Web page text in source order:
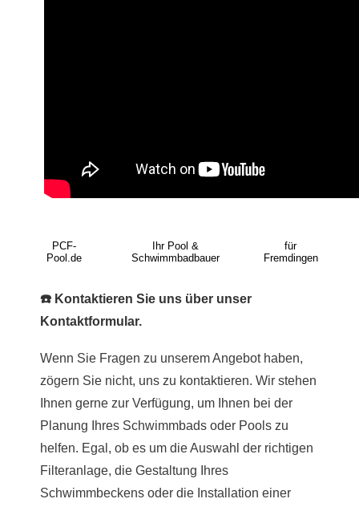
PCF-
Pool.de
Ihr Pool &
Schwimmbadbauer
für
Fremdingen
☎️ Kontaktieren Sie uns über unser
Kontaktformular.
Wenn Sie Fragen zu unserem Angebot haben,
zögern Sie nicht, uns zu kontaktieren. Wir stehen
Ihnen gerne zur Verfügung, um Ihnen bei der
Planung Ihres Schwimmbads oder Pools zu
helfen. Egal, ob es um die Auswahl der richtigen
Filteranlage, die Gestaltung Ihres
Schwimmbeckens oder die Installation einer